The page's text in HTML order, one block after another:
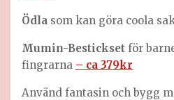
Ödla som kan göra coola
Mumin-Bestickset för
fingrarna – ca 379kr
Använd fantasin och bygg